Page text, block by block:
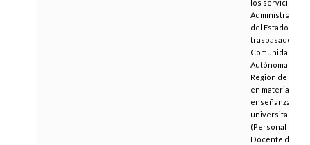
los servicios de
Administración
del Estado
traspasados a la
Comunidad
Autónoma de la
Región de
en materia de
enseñanza no
universitaria
(Personal
Docente de